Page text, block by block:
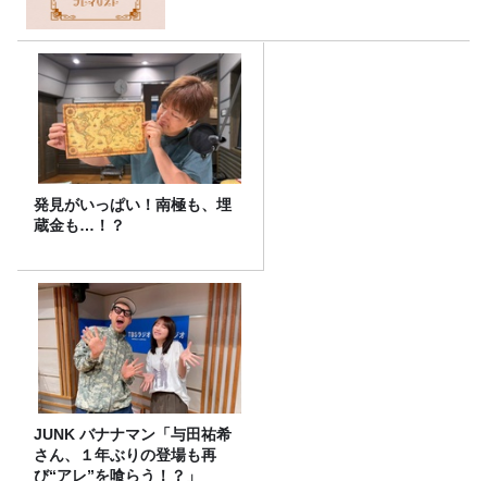
発見がいっぱい！南極も、埋
蔵金も…！？
JUNK バナナマン「与田祐希
さん、１年ぶりの登場も再
び“アレ”を喰らう！？」